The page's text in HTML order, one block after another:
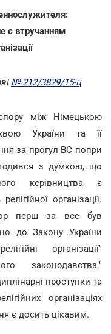
є втручанням
№ 212/3829/15-ц
між Німецькою
України та її
за прогул ВС попри
з думкою, що
керівництва є
організації.
перш за все був
до Закону України
організації"
законодавства."
проступки та
організаціях
є досить цікавим.